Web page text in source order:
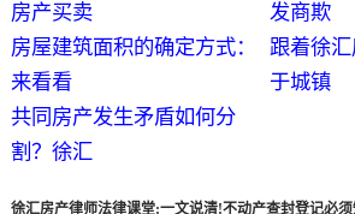
房产买卖
发商欺
房屋建筑面积的确定方式：
来看看
跟着徐
于城镇
共同房产发生矛盾如何分
割？徐汇
徐汇房产律师法律课堂:一文说清!不动产查封登记必